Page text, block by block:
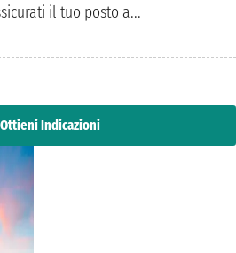
il tuo posto a...
Ottieni Indicazioni